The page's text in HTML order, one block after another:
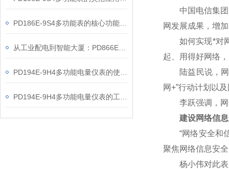
中国电信集团公
网发展成果，增
如何实现*对网
起、用得好网络
陆益民说，网
网+”行动计划以
李跃强调，网
建设网络信息
“网络安全和信
聚焦网络信息安
杨小伟对此表示